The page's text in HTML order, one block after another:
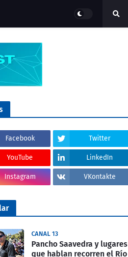
Facebook Twitter
YouTube LinkedIn
Instagram VKontakte
CANAL 13
Pancho Saavedra y lugares
que hablan recorren el Río